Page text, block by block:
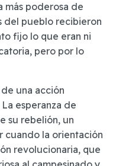
más poderosa de
del pueblo recibieron
fijo lo que eran ni
pero por lo
una acción
esperanza de
su rebelión, un
cuando la orientación
revolucionaria, que